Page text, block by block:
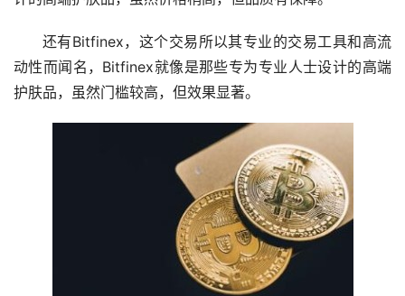
还有Bitfinex，这个交易所以其专业的交易工具和高流
动性而闻名，Bitfinex就像是那些专为专业人士设计的高端
护肤品，虽然门槛较高，但效果显著。